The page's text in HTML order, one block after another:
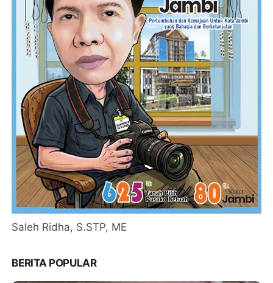
Saleh Ridha, S.STP, ME
BERITA POPULAR